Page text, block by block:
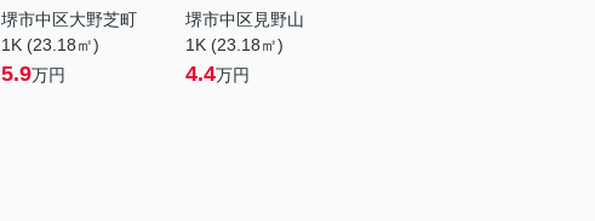
堺市中区大野芝町
1K (23.18㎡)
5.9万円
堺市中区見野山
1K (23.18㎡)
4.4万円